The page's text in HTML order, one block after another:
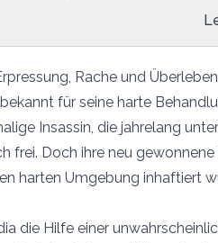
Rache und
für seine harte
Insassin, die jahrelang
frei. Doch ihre neu
harten Umgebung inhaftiert
die Hilfe einer